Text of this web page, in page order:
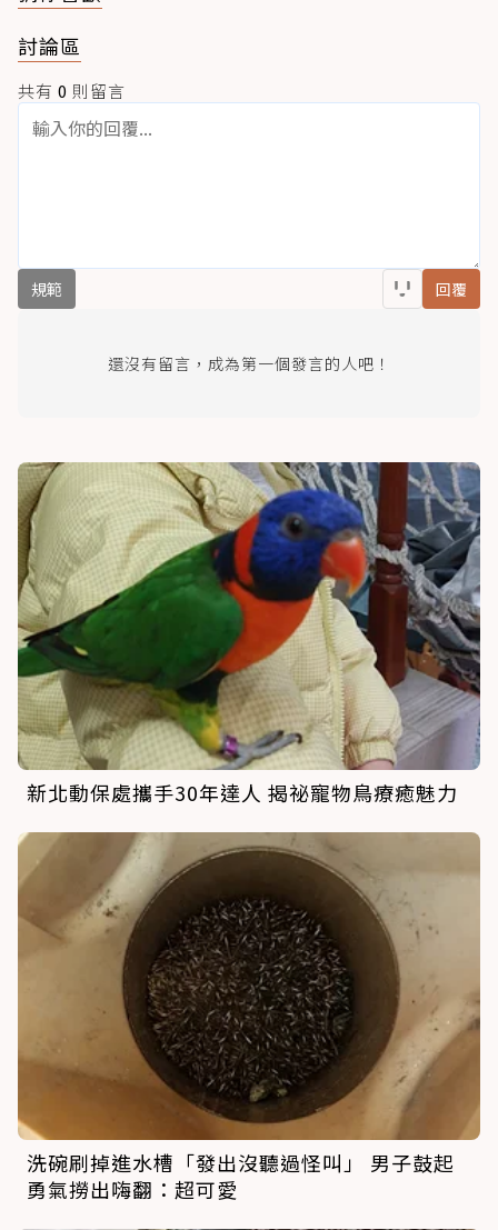
討論區
共有 0 則留言
規範 回覆
還沒有留言，成為第一個發言的人吧！
新北動保處攜手30年達人 揭祕寵物鳥療癒魅力
洗碗刷掉進水槽「發出沒聽過怪叫」 男子鼓起
勇氣撈出嗨翻：超可愛